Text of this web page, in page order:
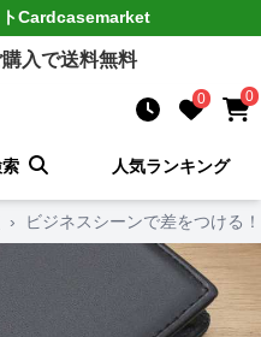
Cardcasemarket
入で送料無料
0 0
人気ランキング
› ビジネスシーンで差をつける